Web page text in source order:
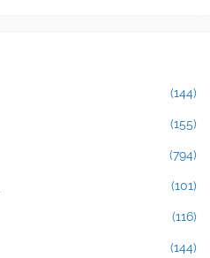
(144)
(155)
(794)
(101)
(116)
(144)